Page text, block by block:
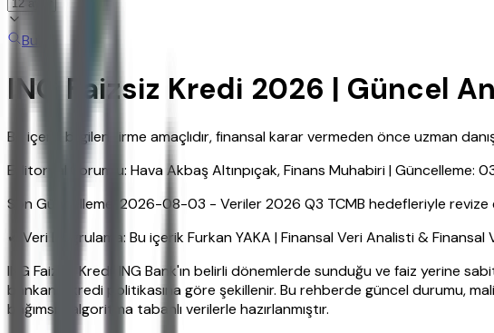
Bul
ING Faizsiz Kredi 2026 | Güncel
Bu içerik bilgilendirme amaçlıdır, finansal karar vermeden önce uzman
Editoryal Sorumlu: Hava Akbaş Altınpıçak, Finans Muhabiri | Güncelleme:
Son Güncelleme: 2026-08-03 - Veriler 2026 Q3 TCMB hedefleriyle revize
✔ Veri Doğrulama: Bu içerik Furkan YAKA | Finansal Veri Analisti & Finansal
ING Faizsiz Kredi, ING Bank'ın belirli dönemlerde sunduğu ve faiz yerine
bankanın kredi politikasına göre şekillenir. Bu rehberde güncel durumu,
bağımsız, algoritma tabanlı verilerle hazırlanmıştır.